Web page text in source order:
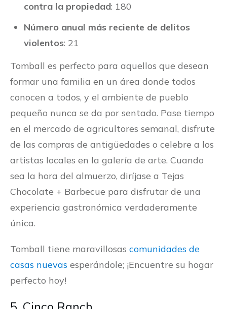
contra la propiedad: 180
Número anual más reciente de delitos
violentos: 21
Tomball es perfecto para aquellos que desean
formar una familia en un área donde todos
conocen a todos, y el ambiente de pueblo
pequeño nunca se da por sentado. Pase tiempo
en el mercado de agricultores semanal, disfrute
de las compras de antigüedades o celebre a los
artistas locales en la galería de arte. Cuando
sea la hora del almuerzo, diríjase a Tejas
Chocolate + Barbecue para disfrutar de una
experiencia gastronómica verdaderamente
única.
Tomball tiene maravillosas comunidades de
casas nuevas esperándole; ¡Encuentre su hogar
perfecto hoy!